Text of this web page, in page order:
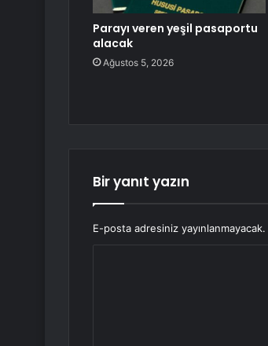
Parayı veren yeşil pasaportu
alacak
Ağustos 5, 2026
Bir yanıt yazın
E-posta adresiniz yayınlanmayacak.